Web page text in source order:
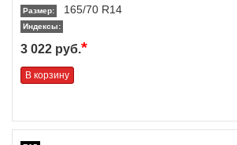
Размер: 165/70 R14
Индексы:
3 022 руб.*
В корзину